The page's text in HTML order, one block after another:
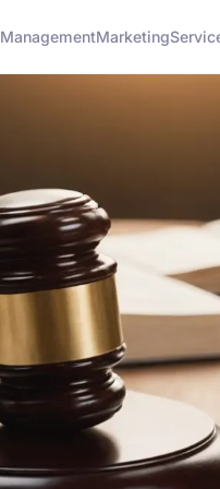
ManagementMarketing